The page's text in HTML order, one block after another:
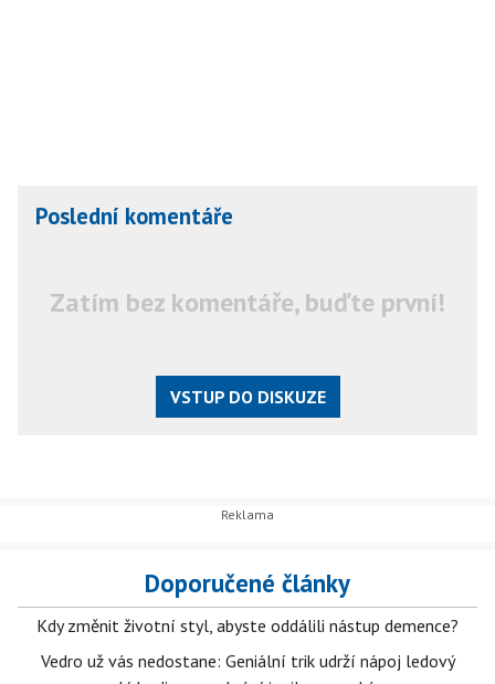
Poslední komentáře
Zatím bez komentáře, buďte první!
VSTUP DO DISKUZE
Doporučené články
Kdy změnit životní styl, abyste oddálili nástup demence?
Vedro už vás nedostane: Geniální trik udrží nápoj ledový